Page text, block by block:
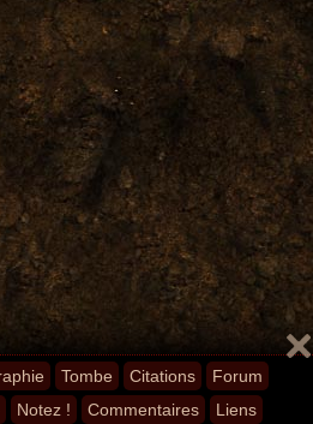
Tombe Citations
Forum
Notez ! Commentaires Liens